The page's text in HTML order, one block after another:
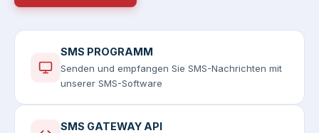
SMS PROGRAMM
Senden und empfangen Sie SMS-Nachrichten mit
unserer SMS-Software
SMS GATEWAY API